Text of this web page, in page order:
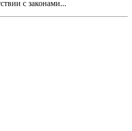
с законами...